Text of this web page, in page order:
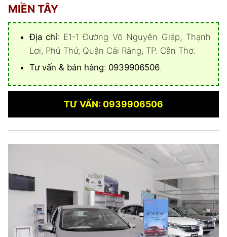
MIỀN TÂY
Địa chỉ: E1-1 Đường Võ Nguyên Giáp, Thạnh
Lợi, Phú Thứ, Quận Cái Răng, TP. Cần Thơ.
Tư vấn & bán hàng: 0939906506.
TƯ VẤN: 0939906506